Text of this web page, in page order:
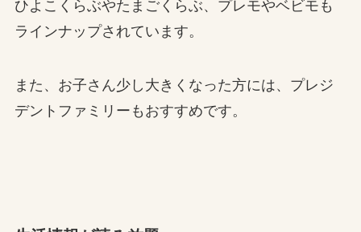
ひよこくらぶやたまごくらぶ、プレモやベビモも
ラインナップされています。
また、お子さん少し大きくなった方には、プレジ
デントファミリーもおすすめです。